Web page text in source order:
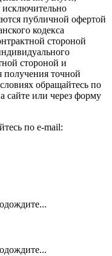
публичной офертой
кодекса
стороной
стороной и
получения точной
обращайтесь по
сайте или через форму
по e-mail: